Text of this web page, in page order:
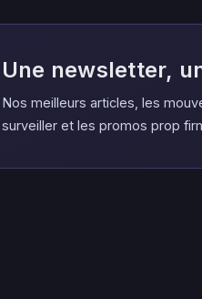
Une newsletter,
Nos meilleurs articles, les
surveiller et les promos prop